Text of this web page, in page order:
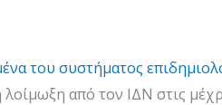
του συστήματος
από τον ΙΔΝ στις